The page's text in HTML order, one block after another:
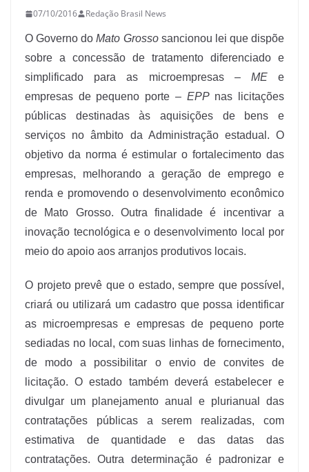
07/10/2016 Redação Brasil News
O Governo doMato Grossosancionou lei que dispõe
sobre a concessão de tratamento diferenciado e
simplificado para as microempresas – MEe
empresas de pequeno porte – EPPnas licitações
públicas destinadas às aquisições de bens e
serviços no âmbito da Administração estadual. O
objetivo da norma é estimular o fortalecimento das
empresas, melhorando a geração de emprego e
renda e promovendo o desenvolvimento econômico
de Mato Grosso. Outra finalidade é incentivar a
inovação tecnológica e o desenvolvimento local por
meio do apoio aos arranjos produtivos locais.
O projeto prevê que o estado, sempre que possível,
criará ou utilizará um cadastro que possa identificar
as microempresas e empresas de pequeno porte
sediadas no local, com suas linhas de fornecimento,
de modo a possibilitar o envio de convites de
licitação. O estado também deverá estabelecer e
divulgar um planejamento anual e plurianual das
contratações públicas a serem realizadas, com
estimativa de quantidade e das datas das
contratações. Outra determinação é padronizar e